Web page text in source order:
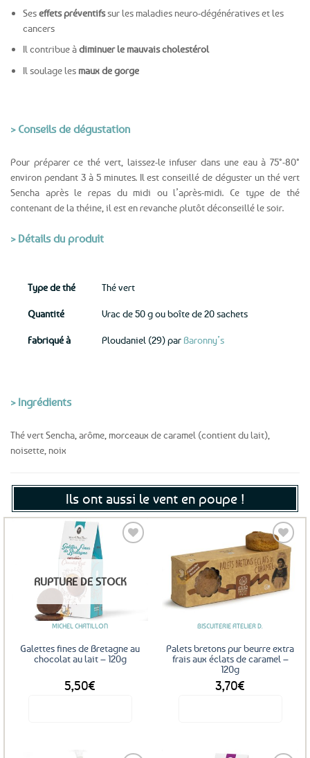
Seseffets préventifssur les maladies neuro-dégénératives et les
cancers
Il contribue àdiminuer le mauvais cholestérol
Il soulage les maux de gorge
> Conseils de dégustation
Pour préparer ce thé vert, laissez-le infuser dans une eau à 75°-80°
environ pendant 3 à 5 minutes. Il est conseillé de déguster un thé vert
Sencha après le repas du midi ou l’après-midi. Ce type de thé
contenant de la théine, il est en revanche plutôt déconseillé le soir.
> Détails du produit
Type de thé Thé vert
Quantité Vrac de 50 g ou boîte de 20 sachets
Fabriqué à Ploudaniel (29) par Baronny’s
> Ingrédients
Thé vert Sencha, arôme, morceaux de caramel (contient du lait),
noisette, noix
Ils ont aussi le vent en poupe !
Ajouter
aux
RUPTURE DE STOCK
MICHEL CHATILLON
Galettes fines de Bretagne au
chocolat au lait – 120g
5,50€
Ajouter
aux
favoris
BISCUITERIE ATELIER D.
Palets bretons pur beurre extra
frais aux éclats de caramel –
120g
3,70€